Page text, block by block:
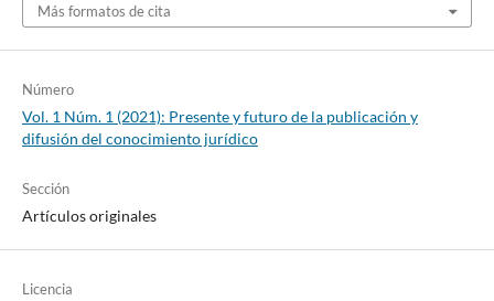
Más formatos de cita
Número
Vol. 1 Núm. 1 (2021): Presente y futuro de la publicación y
difusión del conocimiento jurídico
Sección
Artículos originales
Licencia